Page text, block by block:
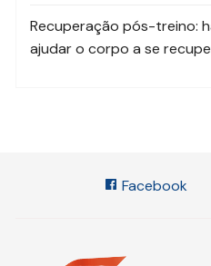
Recuperação pós-treino:
ajudar o corpo a se
Facebook